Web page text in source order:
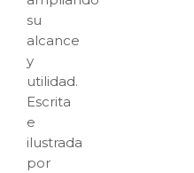
su
alcance
y
utilidad.
Escrita
e
ilustrada
por